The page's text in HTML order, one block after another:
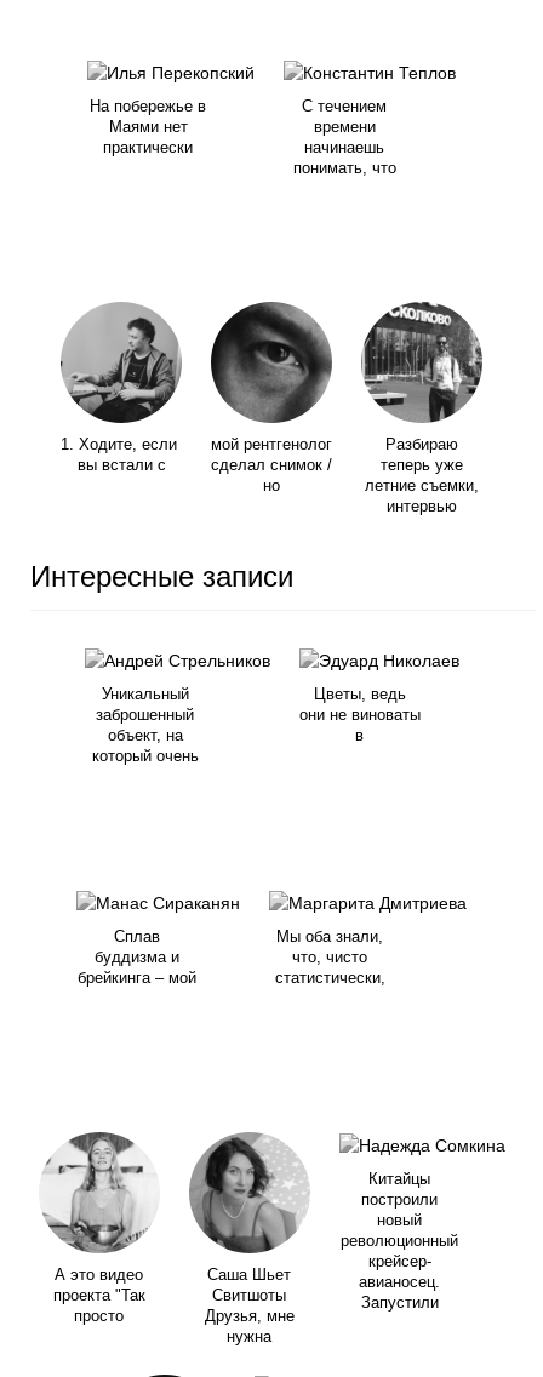
На побережье в
Маями нет
практически
С течением
времени
начинаешь
понимать, что
1. Ходите, если
вы встали с
мой рентгенолог
сделал снимок /
но
Разбираю
теперь уже
летние съемки,
интервью
Интересные записи
Уникальный
заброшенный
объект, на
который очень
Цветы, ведь
они не виноваты
в
Сплав
буддизма и
брейкинга – мой
Мы оба знали,
что, чисто
статистически,
А это видео
проекта "Так
просто
Саша Шьет
Свитшоты
Друзья, мне
нужна
Китайцы
построили
новый
революционный
крейсер-
авианосец.
Запустили